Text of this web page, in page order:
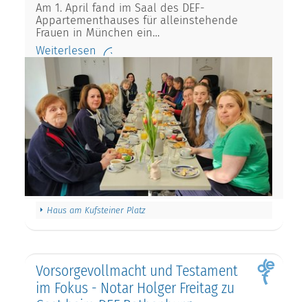
Am 1. April fand im Saal des DEF-
Appartementhauses für alleinstehende
Frauen in München ein…
Weiterlesen
Haus am Kufsteiner Platz
Vorsorgevollmacht und Testament
im Fokus - Notar Holger Freitag zu